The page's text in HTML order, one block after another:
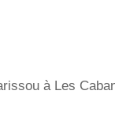
à Les